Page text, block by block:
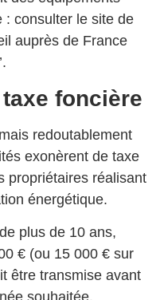
: consulter le site de
auprès de France
foncière
redoutablement
exonèrent de taxe
propriétaires réalisant
énergétique.
plus de 10 ans,
€ (ou 15 000 € sur
être transmise avant